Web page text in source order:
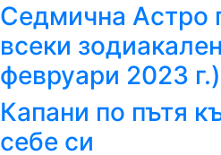
Седмична Астро
всеки
февруари 2023 г.)
Капани по пътя
себе си